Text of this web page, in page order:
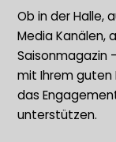
Ob in der Halle,
Media Kanälen,
Saisonmagazin
mit Ihrem guten
das
unterstützen.